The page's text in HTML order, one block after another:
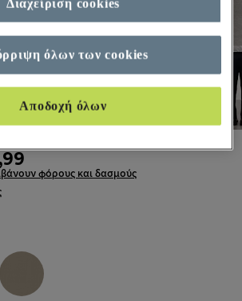
φόρους και δασμούς
όλων των cookies
Αποδοχή όλων
Διαχείριση cookies